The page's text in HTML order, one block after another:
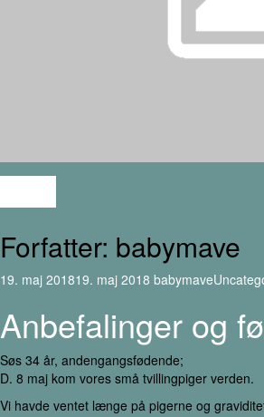
Forfatter: babymave
19. maj 201819. maj 2018 babymave
Anbefalinger og
Søs 34 år, andengangsfødende;
D. 8 maj kom vores små tvillingpiger verden.
Vi havde ventet længe på pigerne og